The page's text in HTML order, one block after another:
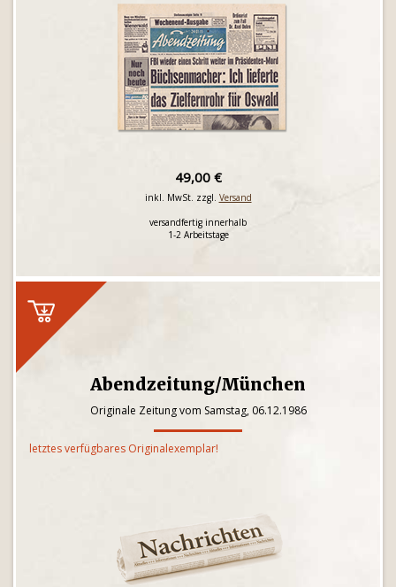
49,00 €
inkl. MwSt. zzgl. Versand
versandfertig innerhalb
1-2 Arbeitstage
Abendzeitung/München
Originale Zeitung vom Samstag, 06.12.1986
letztes verfügbares Originalexemplar!